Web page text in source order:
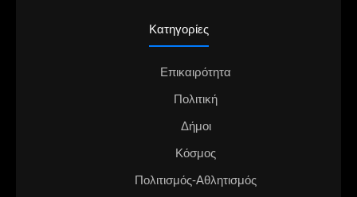
Κατηγορίες
Επικαιρότητα
Πολιτική
Δήμοι
Κόσμος
Πολιτισμός-Αθλητισμός